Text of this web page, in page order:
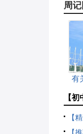
周
有
【
【